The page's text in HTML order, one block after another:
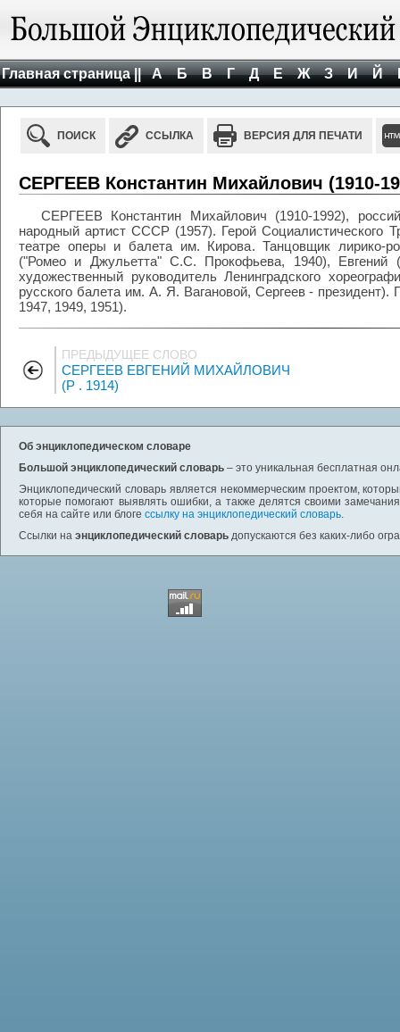
Главная страница || А Б В Г Д Е Ж З И Й
ПОИСК ССЫЛКА ВЕРСИЯ ДЛЯ ПЕЧАТИ
СЕРГЕЕВ Константин Михайлович (1910-
СЕРГЕЕВ Константин Михайлович (1910-1992),
народный артист СССР (1957). Герой Социалистического
театре оперы и балета им. Кирова. Танцовщик лирико-
("Ромео и Джульетта" С.С. Прокофьева, 1940), Евгений
художественный руководитель Ленинградского
русского балета им. А. Я. Вагановой, Сергеев -
1947, 1949, 1951).
ПРЕДЫДУЩЕЕ СЛОВО
СЕРГЕЕВ ЕВГЕНИЙ МИХАЙЛОВИЧ
(Р . 1914)
Об энциклопедическом словаре
Большой энциклопедический словарь – это уникальная бесплатная
Энциклопедический словарь является некоммерческим проектом,
которые помогают выявлять ошибки, а также делятся своими
себя на сайте или блоге ссылку на энциклопедический словарь.
Ссылки на энциклопедический словарь допускаются без каких-либо